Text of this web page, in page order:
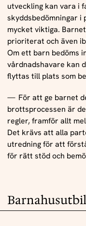
utveckling kan vara i
skyddsbedömningar
mycket viktiga.
prioriterat och även
Om ett barn bedöms
vårdnadshavare kan
flyttas till plats som
För att ge barnet
brottsprocessen är
regler, framför allt
Det krävs att alla
utredning för att
för rätt stöd och